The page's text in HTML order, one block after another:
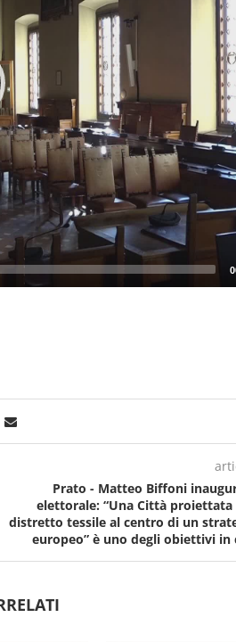
Prato - Matteo Biffoni
elettorale: “Una Città
distretto tessile al centro di un
europeo” è uno degli obiettivi